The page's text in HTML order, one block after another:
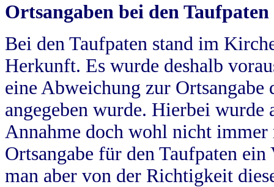
Ortsangaben bei den Taufpaten
Bei den Taufpaten stand im
Herkunft. Es wurde deshalb
eine Abweichung zur
angegeben wurde. Hierbei wurde
Annahme doch wohl nicht
Ortsangabe für den Taufpaten
man aber von der Richtigkeit